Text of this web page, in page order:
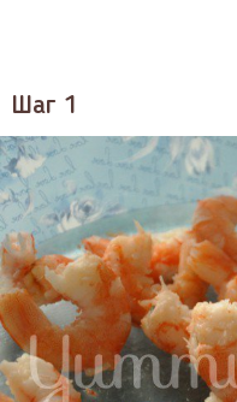
Шаг 1